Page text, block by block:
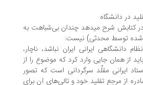
شرح میدهد چندان بی‌شباهت به
محدثی) نیست:
ایرانی ایران نباشد، ناچار،
جایی وارد کرد که موضوع را از
مقلِّد سرگردانی است که تصور
تقلید خود و تالی‌های آن برای